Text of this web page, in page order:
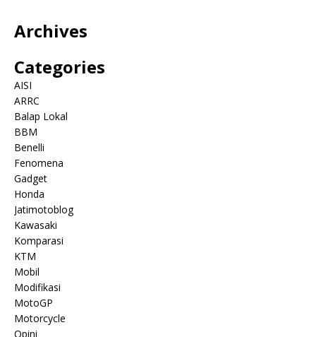
Archives
Categories
AISI
ARRC
Balap Lokal
BBM
Benelli
Fenomena
Gadget
Honda
Jatimotoblog
Kawasaki
Komparasi
KTM
Mobil
Modifikasi
MotoGP
Motorcycle
Opini